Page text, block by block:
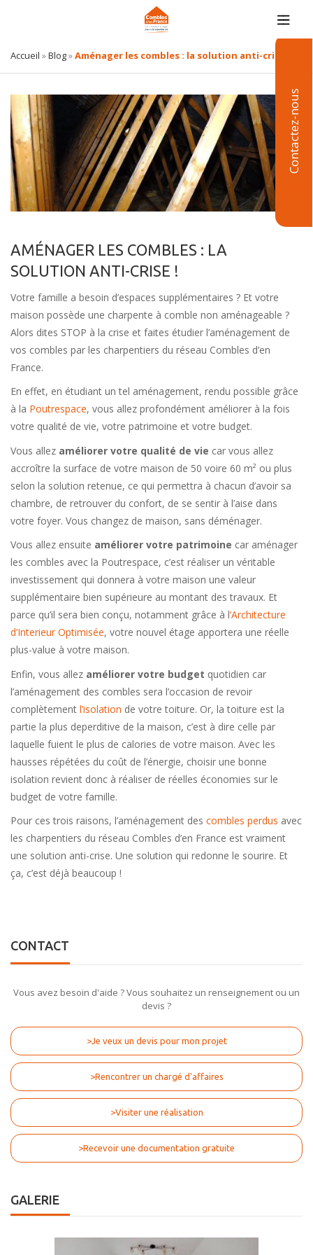
Contactez-nous
Accueil »Blog»Aménager les combles : la solution anti-crise !
AMÉNAGER LES COMBLES : LA
SOLUTION ANTI-CRISE !
Votre famille a besoin d’espaces supplémentaires ? Et votre
maison possède une charpente à comble non aménageable ?
Alors dites STOP à la crise et faites étudier l’aménagement de
vos combles par les charpentiers du réseau Combles d’en
France.
En effet, en étudiant un tel aménagement, rendu possible grâce
à la Poutrespace, vous allez profondément améliorer à la fois
votre qualité de vie, votre patrimoine et votre budget.
Vous allez améliorer votre qualité de vie car vous allez
accroître la surface de votre maison de 50 voire 60 m² ou plus
selon la solution retenue, ce qui permettra à chacun d’avoir sa
chambre, de retrouver du confort, de se sentir à l’aise dans
votre foyer. Vous changez de maison, sans déménager.
Vous allez ensuite améliorer votre patrimoine car aménager
les combles avec la Poutrespace, c’est réaliser un véritable
investissement qui donnera à votre maison une valeur
supplémentaire bien supérieure au montant des travaux. Et
parce qu’il sera bien conçu, notamment grâce à l‘Architecture
d’Interieur Optimisée, votre nouvel étage apportera une réelle
plus-value à votre maison.
Enfin, vous allez améliorer votre budget quotidien car
l’aménagement des combles sera l’occasion de revoir
complètement l’isolation de votre toiture. Or, la toiture est la
partie la plus deperditive de la maison, c’est à dire celle par
laquelle fuient le plus de calories de votre maison. Avec les
hausses répétées du coût de l’énergie, choisir une bonne
isolation revient donc à réaliser de réelles économies sur le
budget de votre famille.
Pour ces trois raisons, l’aménagement des combles perdus avec
les charpentiers du réseau Combles d’en France est vraiment
une solution anti-crise. Une solution qui redonne le sourire. Et
ça, c’est déjà beaucoup !
CONTACT
Vous avez besoin d'aide ? Vous souhaitez un renseignement ou un
devis ?
>Je veux un devis pour mon projet
>Rencontrer un chargé d'affaires
>Visiter une réalisation
>Recevoir une documentation gratuite
GALERIE